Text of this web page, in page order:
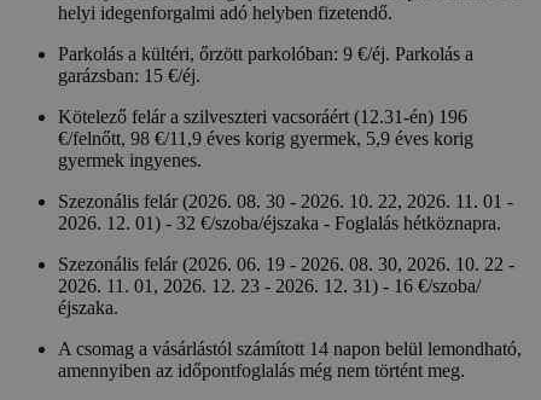
helyi idegenforgalmi adó helyben fizetendő.
Parkolás a kültéri, őrzött parkolóban: 9 €/éj. Parkolás a
garázsban: 15 €/éj.
Kötelező felár a szilveszteri vacsoráért (12.31-én) 196
€/felnőtt, 98 €/11,9 éves korig gyermek, 5,9 éves korig
gyermek ingyenes.
Szezonális felár (2026. 08. 30 - 2026. 10. 22, 2026. 11. 01 -
2026. 12. 01) - 32 €/szoba/éjszaka - Foglalás hétköznapra.
Szezonális felár (2026. 06. 19 - 2026. 08. 30, 2026. 10. 22 -
2026. 11. 01, 2026. 12. 23 - 2026. 12. 31) - 16 €/szoba/
éjszaka.
A csomag a vásárlástól számított 14 napon belül lemondható,
amennyiben az időpontfoglalás még nem történt meg.